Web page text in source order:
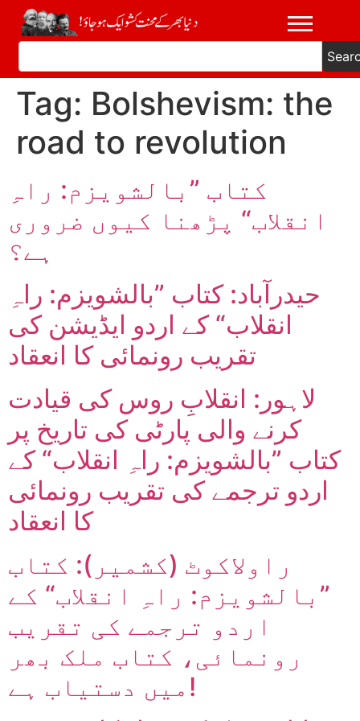
Tag: Bolshevism: the
road to revolution
کتاب ”بالشویزم: راہِ
انقلاب“ پڑھنا کیوں ضروری
ہے؟
حیدرآباد: کتاب ”بالشویزم: راہِ
انقلاب“ کے اردو ایڈیشن کی
تقریب رونمائی کا انعقاد
لاہور: انقلابِ روس کی قیادت
کرنے والی پارٹی کی تاریخ پر
کتاب ”بالشویزم: راہِ انقلاب“ کے
اردو ترجمے کی تقریب رونمائی
کا انعقاد
راولاکوٹ (کشمیر): کتاب
”بالشویزم: راہِ انقلاب“ کے
اردو ترجمے کی تقریب
رونمائی، کتاب ملک بھر
میں دستیاب ہے!